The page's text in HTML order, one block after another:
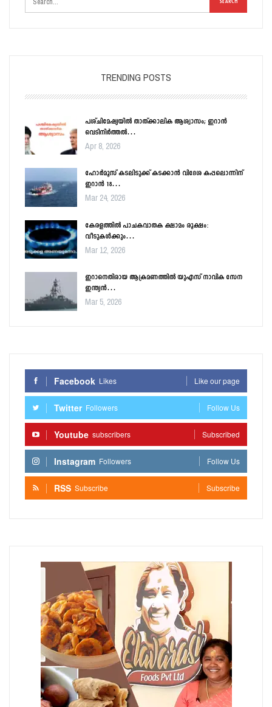
TRENDING POSTS
പശ്ചിമേഷ്യയിൽ താത്ക്കാലിക ആശ്വാസം; ഇറാൻ
വെടിനിർത്തൽ…
Apr 8, 2026
ഹോർമൂസ് കടലിടുക്ക് കടക്കാൻ വിദേശ കപ്പലൊന്നിന്
ഇറാൻ 18…
Mar 24, 2026
കേരളത്തിൽ പാചകവാതക ക്ഷാമം രൂക്ഷം:
വീടുകൾക്കും…
Mar 12, 2026
ഇറാനെതിരായ ആക്രമണത്തിൽ യുഎസ് നാവിക സേന
ഇന്ത്യൻ…
Mar 5, 2026
Facebook Likes Like our page
Twitter Followers Follow Us
Youtube subscribers Subscribed
Instagram Followers Follow Us
RSS Subscribe Subscribe